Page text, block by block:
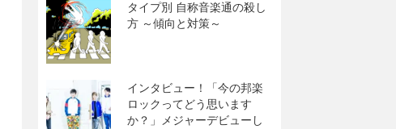
タイプ別 自称音楽通の殺し
方 ～傾向と対策～
インタビュー！「今の邦楽
ロックってどう思います
か？」メジャーデビューし